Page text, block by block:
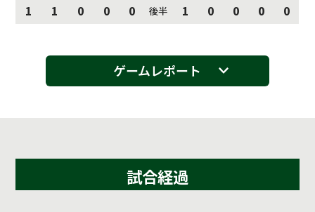
1
1 0 0 0 後半 1 0 0 0 0
ゲームレポート
試合経過